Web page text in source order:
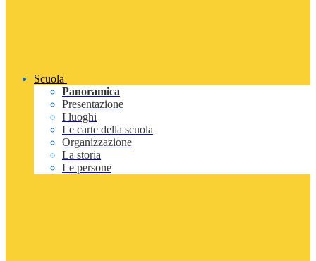
Scuola
Panoramica
Presentazione
I luoghi
Le carte della scuola
Organizzazione
La storia
Le persone